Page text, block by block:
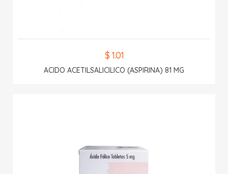
$ 1.01
ACIDO ACETILSALICILICO (ASPIRINA) 81 MG